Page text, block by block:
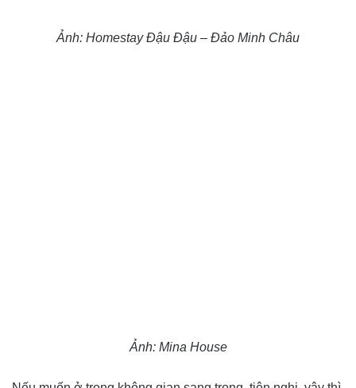
Ảnh: Homestay Đậu Đậu – Đảo Minh Châu
Ảnh: Mina House